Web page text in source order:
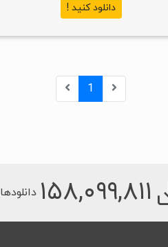
دانلود کنید !
1
۱۵۸,۰۹۹,۸۱۱ دانلودها